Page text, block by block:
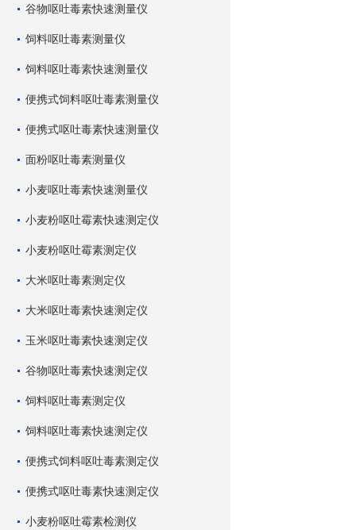
谷物呕吐毒素快速测量仪
饲料呕吐毒素测量仪
饲料呕吐毒素快速测量仪
便携式饲料呕吐毒素测量仪
便携式呕吐毒素快速测量仪
面粉呕吐毒素测量仪
小麦呕吐毒素快速测量仪
小麦粉呕吐霉素快速测定仪
小麦粉呕吐霉素测定仪
大米呕吐毒素测定仪
大米呕吐毒素快速测定仪
玉米呕吐毒素快速测定仪
谷物呕吐毒素快速测定仪
饲料呕吐毒素测定仪
饲料呕吐毒素快速测定仪
便携式饲料呕吐毒素测定仪
便携式呕吐毒素快速测定仪
小麦粉呕吐霉素检测仪